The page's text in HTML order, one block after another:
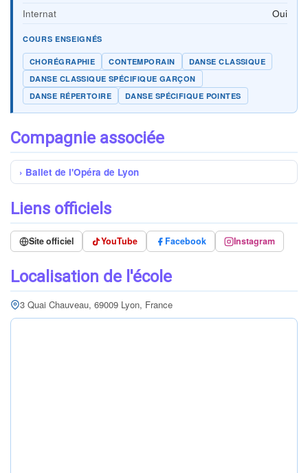
Internat
Oui
COURS ENSEIGNÉS
CHORÉGRAPHIE CONTEMPORAIN
DANSE CLASSIQUE
DANSE CLASSIQUE SPÉCIFIQUE GARÇON
DANSE RÉPERTOIRE
DANSE SPÉCIFIQUE POINTES
Compagnie associée
Ballet de l'Opéra de Lyon
Liens officiels
Site officiel YouTube Facebook Instagram
Localisation de l'école
3 Quai Chauveau, 69009 Lyon, France